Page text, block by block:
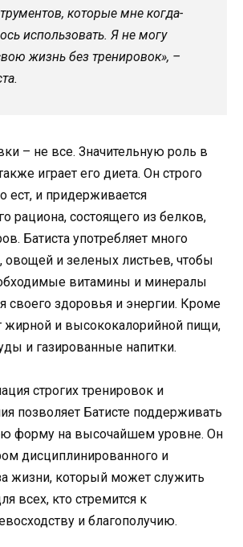
которые мне когда-
использовать. Я не могу
жизнь без тренировок», –
– не все. Значительную роль в
играет его диета. Он строго
ест, и придерживается
рациона, состоящего из белков,
Батиста употребляет много
овощей и зеленых листьев, чтобы
витамины и минералы
своего здоровья и энергии. Кроме
жирной и высококалорийной пищи,
и газированные напитки.
строгих тренировок и
позволяет Батисте поддерживать
форму на высочайшем уровне. Он
дисциплинированного и
жизни, который может служить
всех, кто стремится к
и благополучию.